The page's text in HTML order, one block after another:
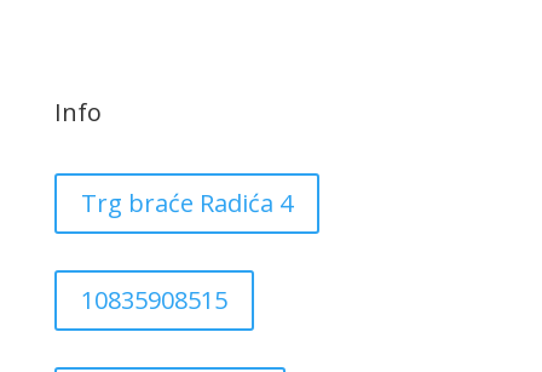
Info
Trg braće Radića 4
10835908515